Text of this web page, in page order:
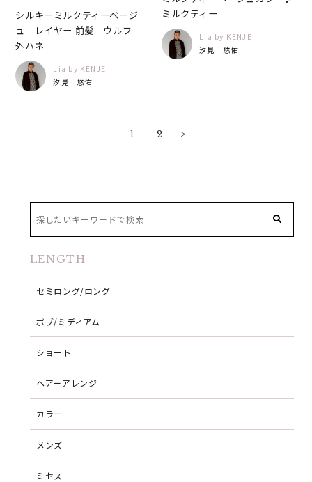
シルキーミルクティーベージ
ュ レイヤー 前髪 ウルフ
外ハネ
Lia by KENJE
汐見 悠佑
ミルクティー
Lia by KENJE
汐見 悠佑
1 2 >
LENGTH
セミロング/ロング
ボブ/ミディアム
ショート
ヘアーアレンジ
カラー
メンズ
ミセス